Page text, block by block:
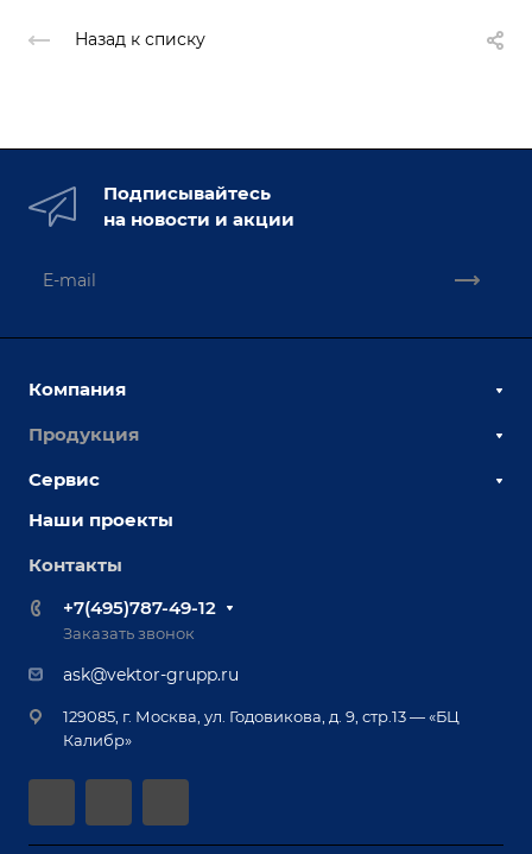
Назад к списку
Подписывайтесь
на новости и акции
Компания
О компании
Выставки и мероприятия
Вопрос ответ
Реквизиты
Документы
Продукция
Сборочно-сварочные столы
Оснастка для сварочных столов
Оборудование для приварки крепежа
Приварной крепеж
Специализированные решения для сварки
Позиционеры и вращатели
Сервис
Сервисное обслуживание
Обучение
Лизинг
Гарантия
автоматизации
Наши проекты
Контакты
+7(495)787-49-12
Заказать звонок
ask@vektor-grupp.ru
129085, г. Москва, ул. Годовикова, д. 9, стр.13 — «БЦ
Калибр»